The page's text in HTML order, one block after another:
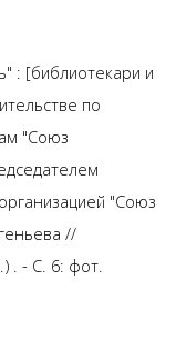
: [библиотекари и
по
"Союз
"Союз
//
. - С. 6: фот.